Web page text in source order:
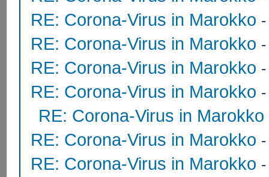
RE: Corona-Virus in Marokko
RE: Corona-Virus in Marokko
RE: Corona-Virus in Marokko
RE: Corona-Virus in Marokko
RE: Corona-Virus in Marokko
RE: Corona-Virus in Marokko
RE: Corona-Virus in Marokko